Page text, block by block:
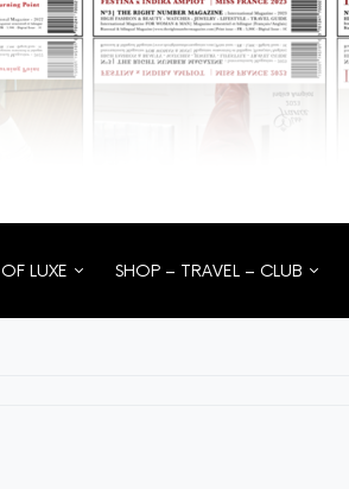
LUXE SHOP – TRAVEL – CLUB